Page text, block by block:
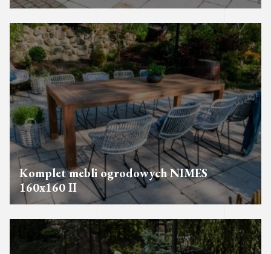
Komplet mebli ogrodowych NIMES
160x160 II